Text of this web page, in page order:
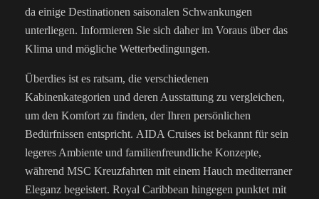
da einige Destinationen saisonalen Schwankungen
unterliegen. Informieren Sie sich daher im Voraus über das
Klima und mögliche Wetterbedingungen.
Überdies ist es ratsam, die verschiedenen
Kabinenkategorien und deren Ausstattung zu vergleichen,
um den Komfort zu finden, der Ihren persönlichen
Bedürfnissen entspricht. AIDA Cruises ist bekannt für sein
legeres Ambiente und familienfreundliche Konzepte,
während MSC Kreuzfahrten mit einem Hauch mediterraner
Eleganz begeistert. Royal Caribbean hingegen punktet mit